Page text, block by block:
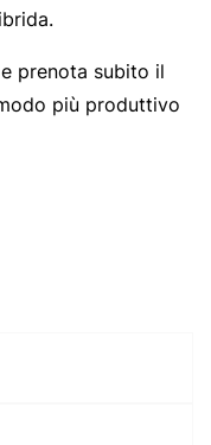
prenota subito il
più produttivo